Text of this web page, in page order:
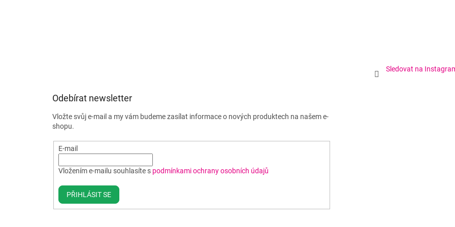
Sledovat na
Odebírat newsletter
Vložte svůj e-mail a my vám budeme zasílat informace o nových produktech na našem e-
shopu.
E-mail
Vložením e-mailu souhlasíte s podmínkami ochrany osobních údajů
PŘIHLÁSIT SE